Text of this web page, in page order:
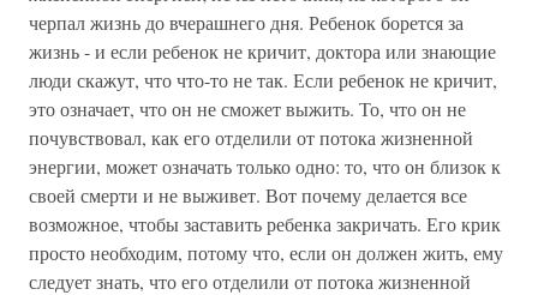
черпал жизнь до вчерашнего дня. Ребенок борется за
жизнь - и если ребенок не кричит, доктора или знающие
люди скажут, что что-то не так. Если ребенок не кричит,
это означает, что он не сможет выжить. То, что он не
почувствовал, как его отделили от потока жизненной
энергии, может означать только одно: то, что он близок к
своей смерти и не выживет. Вот почему делается все
возможное, чтобы заставить ребенка закричать. Его крик
просто необходим, потому что, если он должен жить, ему
следует знать, что его отделили от потока жизненной